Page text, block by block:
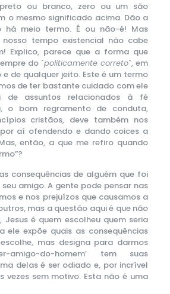
ou branco, zero ou um são
o mesmo significado acima. Dão a
há meio termo. É ou não-é! Mas
tempo existencial não cabe
Explico, parece que a forma que
do ´politicamente correto`, em
de qualquer jeito. Este é um termo
de ter bastante cuidado com ele
de assuntos relacionados à fé
o bom regramento de conduta,
cristãos, deve também nos
aí ofendendo e dando coices a
então, a que me refiro quando
consequências de alguém que foi
amigo. A gente pode pensar nas
e nos prejuízos que causamos a
mas a questão aqui é que não
Jesus é quem escolheu quem seria
ele expõe quais as consequências
mas designa para darmos
amigo-do-homem’ tem suas
delas é ser odiado e, por incrível
vezes sem motivo. Esta não é uma